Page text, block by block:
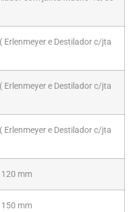
Erlenmeyer e Destilador c/jta
Erlenmeyer e Destilador c/jta
Erlenmeyer e Destilador c/jta
mm
mm